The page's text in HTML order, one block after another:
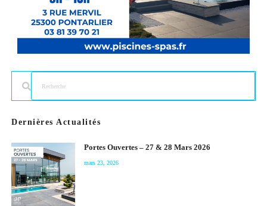
Dernières Actualités
Portes Ouvertes – 27 & 28 Mars 2026
mars 23, 2026